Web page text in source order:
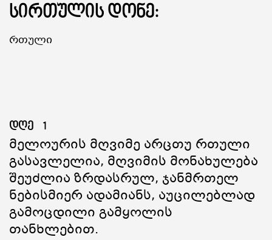
სირთულის დონე:
Რთული
დღე 1
Მელოურის Მღვიმე Არცთუ Რთული
Გასავლელია, Მღვიმის Მონახულება
Შეუძლია Ზრდასრულ, Ჯანმრთელ
Ნებისმიერ Ადამიანს, Აუცილებლად
Გამოცდილი Გამყოლის
Თანხლებით.